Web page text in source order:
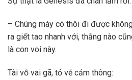
– Chúng mày có thôi đi được
ra giết tao nhanh với, thằng nào
là con voi này.
Tài vỗ vai gã, tỏ vẻ cảm thông: